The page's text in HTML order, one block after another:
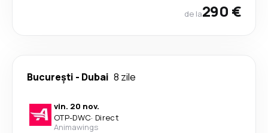
de la290 €
București - Dubai 8 zile
vin. 20 nov.
OTP-DWC· Direct
Animawings